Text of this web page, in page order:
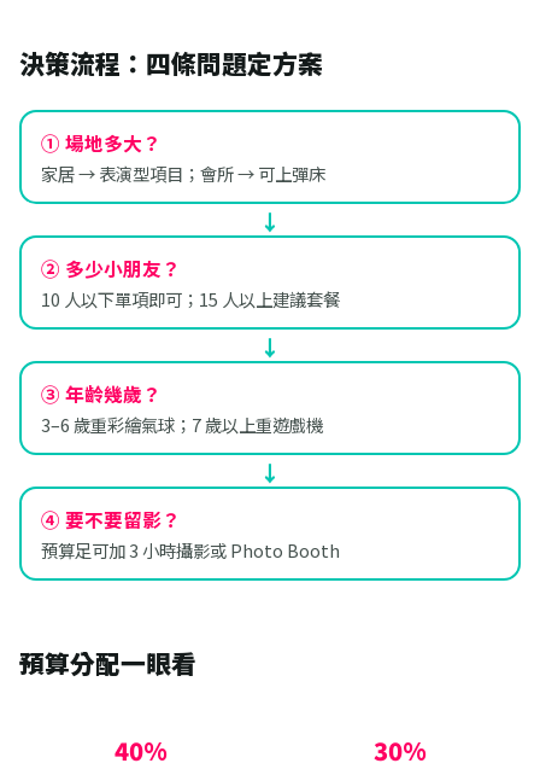
決策流程：四條問題定方案
① 場地多大？
家居 → 表演型項目；會所 → 可上彈床
② 多少小朋友？
10 人以下單項即可；15 人以上建議套餐
③ 年齡幾歲？
3–6 歲重彩繪氣球；7 歲以上重遊戲機
④ 要不要留影？
預算足可加 3 小時攝影或 Photo Booth
預算分配一眼看
40% 30%